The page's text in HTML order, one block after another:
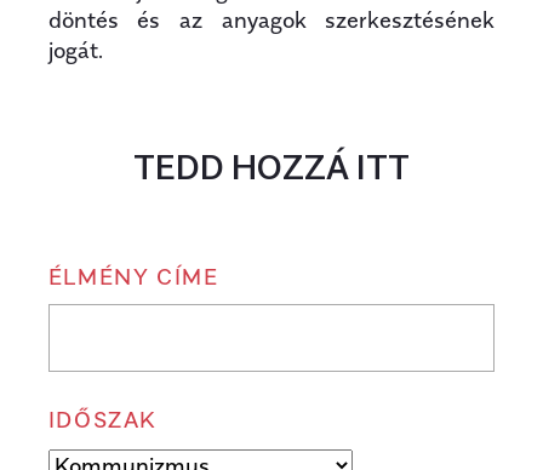
döntés és az anyagok szerkesztésének
jogát.
TEDD HOZZÁ ITT
ÉLMÉNY CÍME
IDŐSZAK